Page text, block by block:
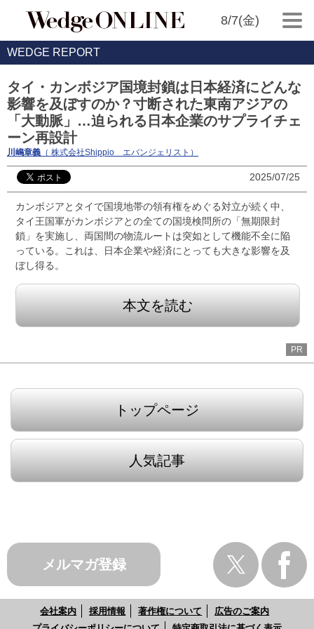
8/7(金)
WEDGE REPORT
タイ・カンボジア国境封鎖は日本経済にどんな
影響を及ぼすのか？寸断された東南アジアの
「大動脈」…迫られる日本企業のサプライチェ
ーン再設計
川嶋章義 （ 株式会社Shippio エバンジェリスト）
2025/07/25
カンボジアとタイで国境地帯の領有権をめぐる対立が続く中、
タイ王国軍がカンボジアとの全ての国境検問所の「無期限封
鎖」を実施し、両国間の物流ルートは突如として機能不全に陥
っている。これは、日本企業や経済にとっても大きな影響を及
ぼし得る。
本文を読む
PR
トップページ
人気記事
メルマガ登録
会社案内 採用情報 著作権について
広告のご案内